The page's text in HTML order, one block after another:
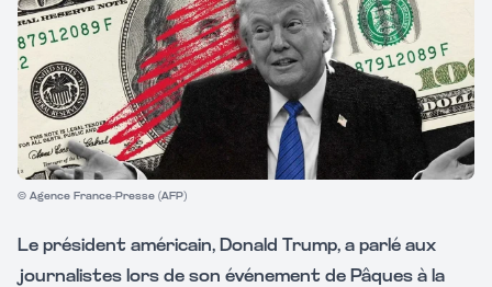
© Agence France-Presse (AFP)
Le président américain, Donald Trump, a parlé aux
journalistes lors de son événement de Pâques à la